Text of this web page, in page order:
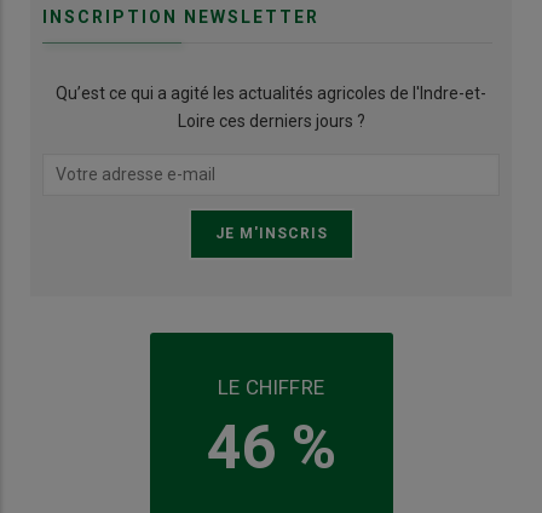
INSCRIPTION NEWSLETTER
Qu’est ce qui a agité les actualités agricoles de l'Indre-et-
Loire ces derniers jours ?
LE CHIFFRE
46 %